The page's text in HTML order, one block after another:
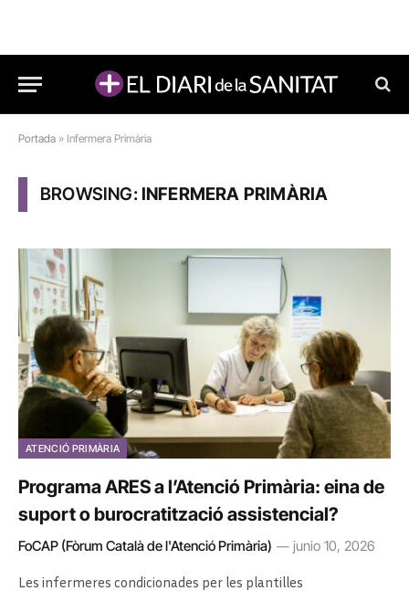
Portada » Infermera Primària
BROWSING:INFERMERA PRIMÀRIA
ATENCIÓ PRIMÀRIA
Programa ARES a l’Atenció Primària: eina de
suport o burocratització assistencial?
FoCAP (Fòrum Català de l'Atenció Primària) junio 10, 2026
Les infermeres condicionades per les plantilles